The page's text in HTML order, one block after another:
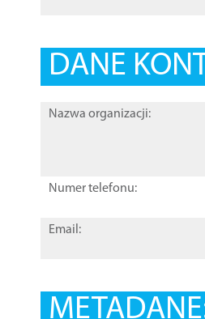
DANE
Nazwa organizacji:
Numer telefonu:
Email: